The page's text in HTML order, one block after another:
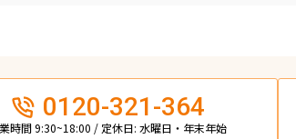
0120-321-364
時間 9:30~18:00 / 定休日: 水曜日・年末年始